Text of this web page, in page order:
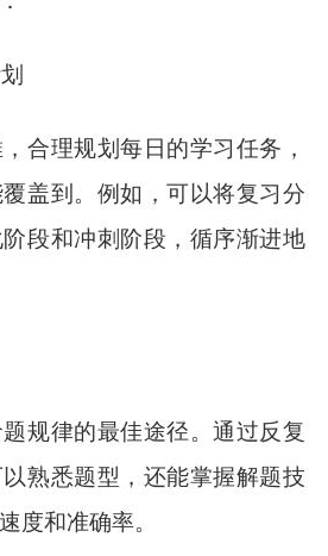
合理规划每日的学习任务，
盖到。例如，可以将复习分
段和冲刺阶段，循序渐进地
规律的最佳途径。通过反复
熟悉题型，还能掌握解题技
度和准确率。